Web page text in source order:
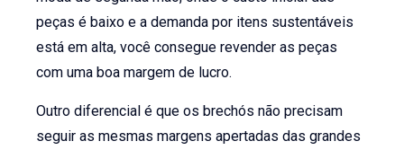
peças é baixo e a demanda por itens sustentáveis
está em alta, você consegue revender as peças
com uma boa margem de lucro.
Outro diferencial é que os brechós não precisam
seguir as mesmas margens apertadas das grandes